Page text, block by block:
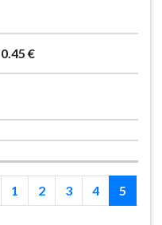
0.45 €
1 2 3 4 5